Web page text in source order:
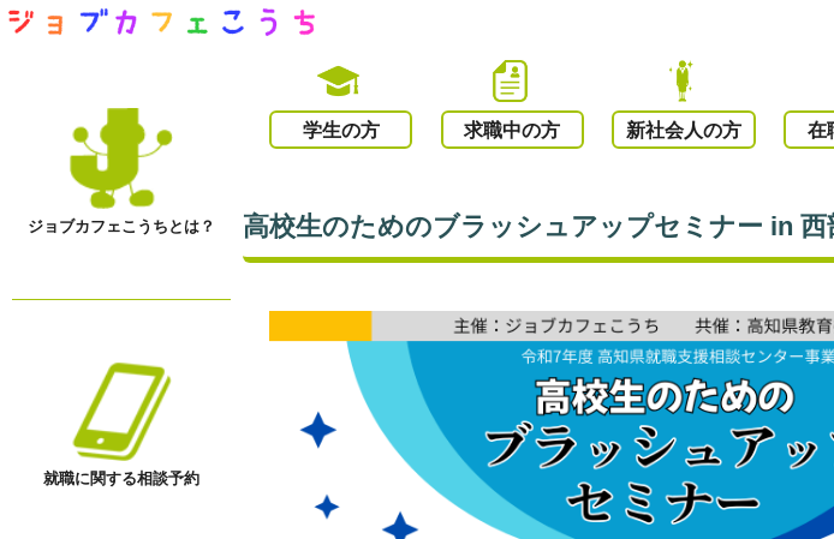
学生の方 求職中の方 新社会人の方 在
ジョブカフェこうちとは？
就職に関する相談予約
高校生のためのブラッシュアップセミナー in 西